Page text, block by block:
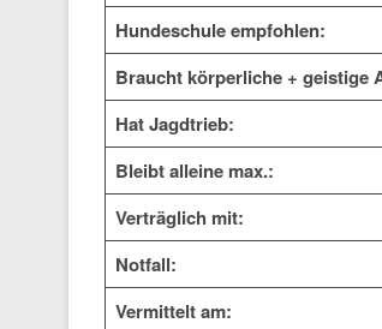
Hundeschule empfohlen:
Braucht körperliche + geistige
Hat Jagdtrieb:
Bleibt alleine max.:
Verträglich mit:
Notfall:
Vermittelt am: